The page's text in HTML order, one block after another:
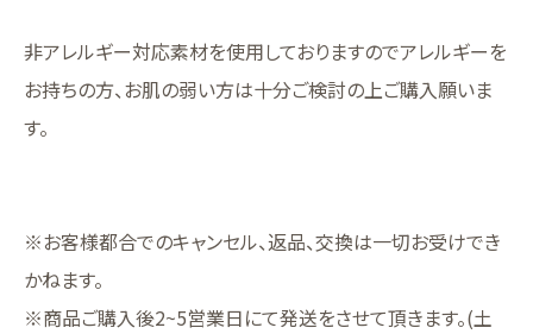
非アレルギー対応素材を使用しておりますのでアレルギーを
お持ちの方、お肌の弱い方は十分ご検討の上ご購入願いま
す。
※お客様都合でのキャンセル、返品、交換は一切お受けでき
かねます。
※商品ご購入後2~5営業日にて発送をさせて頂きます。(土